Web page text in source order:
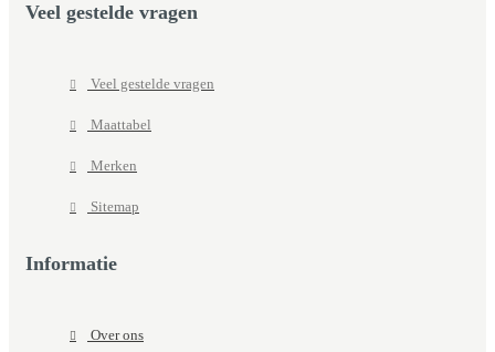
Veel gestelde vragen
Veel gestelde vragen
Maattabel
Merken
Sitemap
Informatie
Over ons